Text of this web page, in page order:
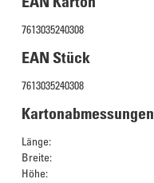
7613035240308
EAN Stück
7613035240308
Kartonabmessungen
Länge:
Breite:
Höhe: